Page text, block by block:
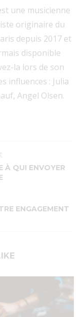
une musicienne
originaire du
depuis 2017 et
disponible
la lors de son
influences : Julia
Angel Olsen.
À QUI ENVOYER
ENGAGEMENT